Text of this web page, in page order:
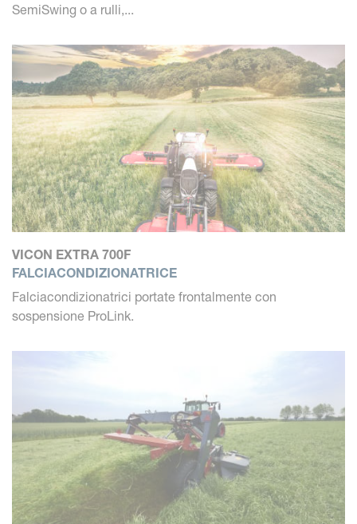
SemiSwing o a rulli,...
VICON EXTRA 700F
FALCIACONDIZIONATRICE
Falciacondizionatrici portate frontalmente con
sospensione ProLink.